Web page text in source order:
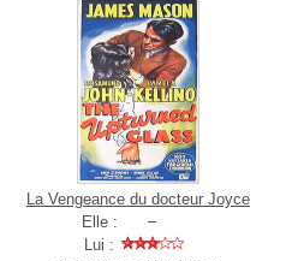
La Vengeance du docteur Joyce
Elle :
Lui :